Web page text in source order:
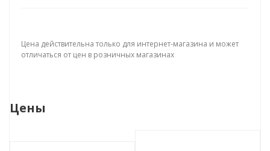
Цена действительна только для интернет-магазина и может
отличаться от цен в розничных магазинах
Цены